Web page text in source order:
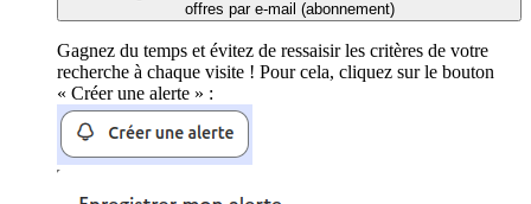
offres par e-mail (abonnement)
Gagnez du temps et évitez de ressaisir les critères de votre
recherche à chaque visite ! Pour cela, cliquez sur le bouton
« Créer une alerte » :